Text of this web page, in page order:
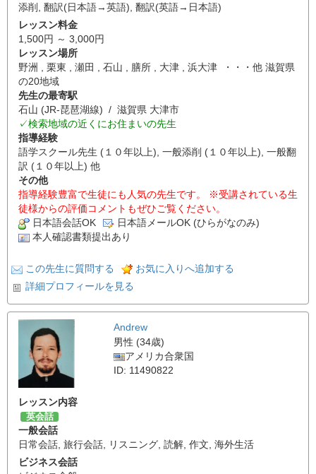
添削 , 翻訳(日本語→英語), 翻訳(英語→日本語)
レッスン料金
1,500円 ～ 3,000円
レッスン場所
野洲 , 栗東 , 瀬田 , 石山 , 膳所 , 大津 , 浜大津 ・・・他 滋賀県
の20地域
先生の最寄駅
石山 (JR-琵琶湖線) / 滋賀県 大津市
✓検索地域の近くにお住まいの先生
指導経験
語学スクール先生 (１０年以上), 一般添削 (１０年以上), 一般翻
訳 (１０年以上) 他
その他
指導経験豊富で生徒にも人気の先生です。 ※受講されている生
徒様からの評価コメントもぜひご覧ください。
日本語会話OK
日本語メールOK (ひらがなのみ)
本人確認書類提出あり
この先生に質問する
お気に入りへ追加する
詳細プロフィールを見る
Andrew
男性 (34歳)
アメリカ合衆国
ID: 11490822
レッスン内容
英会話
一般会話
日常会話 旅行会話 リスニング 読解 作文 海外生活
ビジネス会話